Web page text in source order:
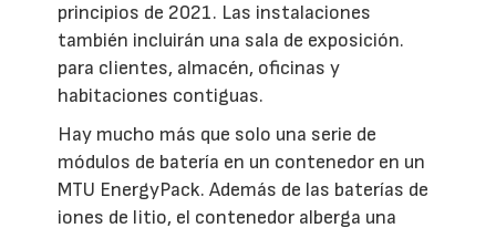
principios de 2021. Las instalaciones
también incluirán una sala de exposición.
para clientes, almacén, oficinas y
habitaciones contiguas.
Hay mucho más que solo una serie de
módulos de batería en un contenedor en un
MTU EnergyPack. Además de las baterías de
iones de litio, el contenedor alberga una